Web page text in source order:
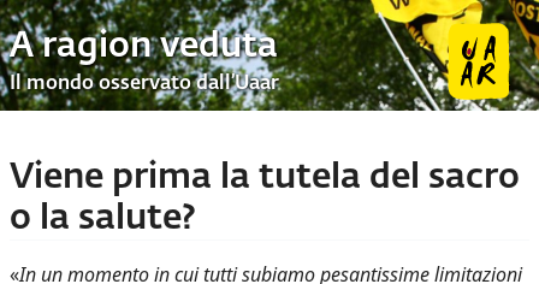
A ragion veduta
Il mondo osservato dall’Uaar
Viene prima la tutela del sacro
o la salute?
«In un momento in cui tutti subiamo pesantissime limitazioni